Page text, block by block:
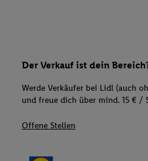
Der Verkauf ist dein
Werde Verkäufer bei Lidl (auch
und freue dich über mind. 15 € /
Offene Stellen